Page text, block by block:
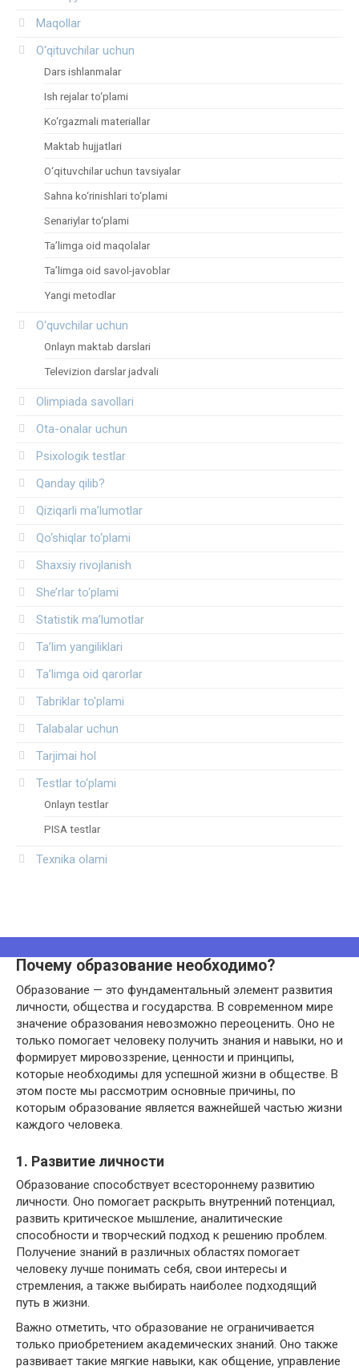
Maqollar
O‘qituvchilar uchun
Dars ishlanmalar
Ish rejalar to‘plami
Ko‘rgazmali materiallar
Maktab hujjatlari
O‘qituvchilar uchun tavsiyalar
Sahna ko‘rinishlari to‘plami
Senariylar to‘plami
Ta’limga oid maqolalar
Ta’limga oid savol-javoblar
Yangi metodlar
O‘quvchilar uchun
Onlayn maktab darslari
Televizion darslar jadvali
Olimpiada savollari
Ota-onalar uchun
Psixologik testlar
Qanday qilib?
Qiziqarli ma’lumotlar
Qo‘shiqlar to‘plami
Shaxsiy rivojlanish
She’rlar to‘plami
Statistik ma’lumotlar
Ta’lim yangiliklari
Ta’limga oid qarorlar
Tabriklar to'plami
Talabalar uchun
Tarjimai hol
Testlar to‘plami
Onlayn testlar
PISA testlar
Texnika olami
Почему образование необходимо?
Образование — это фундаментальный элемент развития
личности, общества и государства. В современном мире
значение образования невозможно переоценить. Оно не
только помогает человеку получить знания и навыки, но и
формирует мировоззрение, ценности и принципы,
которые необходимы для успешной жизни в обществе. В
этом посте мы рассмотрим основные причины, по
которым образование является важнейшей частью жизни
каждого человека.
1. Развитие личности
Образование способствует всестороннему развитию
личности. Оно помогает раскрыть внутренний потенциал,
развить критическое мышление, аналитические
способности и творческий подход к решению проблем.
Получение знаний в различных областях помогает
человеку лучше понимать себя, свои интересы и
стремления, а также выбирать наиболее подходящий
путь в жизни.
Важно отметить, что образование не ограничивается
только приобретением академических знаний. Оно также
развивает такие мягкие навыки, как общение, управление